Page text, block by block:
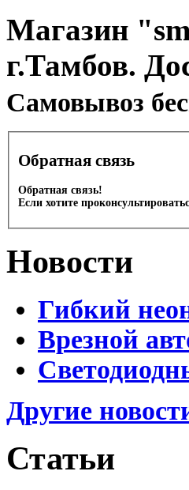
Магазин
г.Тамбов.
Cамовывоз
Обратная связь
Обратная связь!
Если хотите
Новости
Гибкий
Врезной
Другие
Статьи